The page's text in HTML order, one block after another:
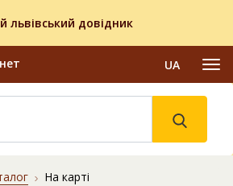
львівський довідник
UA
На карті